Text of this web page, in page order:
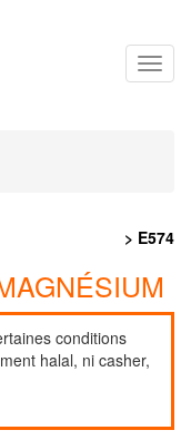
> E574
conditions
halal, ni casher,